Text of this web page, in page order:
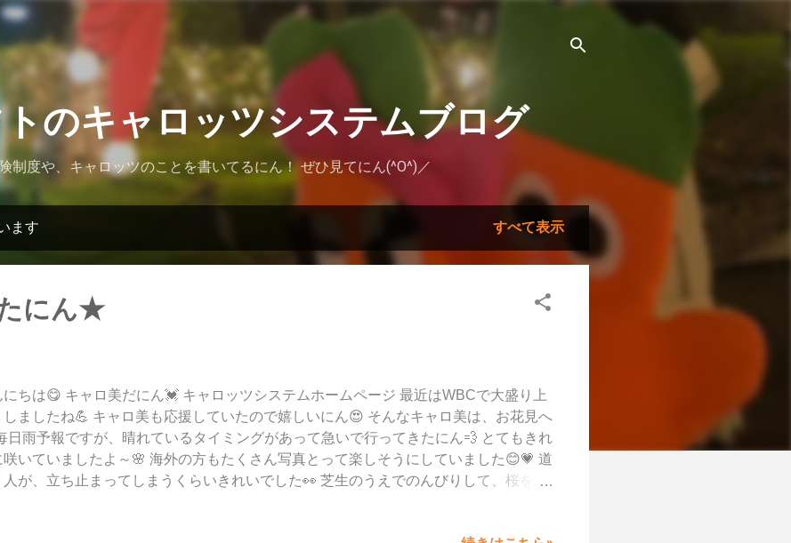
スキップしてメイン コンテンツに移動
のキャロッツシステムブログ
制度や、キャロッツのことを書いてるにん！ ぜひ見てにん(^O^)／
ます すべて表示
にん★
にちは😋 キャロ美だにん💓 キャロッツシステムホームページ 最近はWBCで大盛り上
しましたね💪 キャロ美も応援していたので嬉しいにん😍 そんなキャロ美は、お花見へ
日雨予報ですが、晴れているタイミングがあって急いで行ってきたにん💨 とてもきれ
咲いていましたよ～🌸 海外の方もたくさん写真とって楽しそうにしていました😊💗 道
人が、立ち止まってしまうくらいきれいでした👀 芝生のうえでのんびりして、桜を見